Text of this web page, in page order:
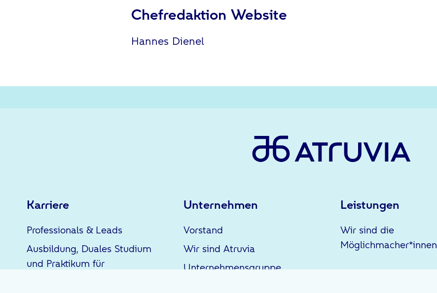
Chefredaktion Website
Hannes Dienel
Karriere
Professionals & Leads
Ausbildung, Duales Studium
und Praktikum für
Unternehmen
Vorstand
Wir sind Atruvia
Unternehmensgruppe
Leistungen
Wir sind die
Möglichmacher*innen